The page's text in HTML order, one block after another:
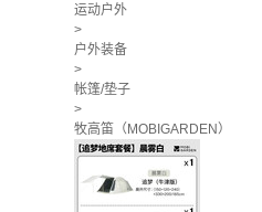
运动户外
>
户外装备
>
帐篷/垫子
>
牧高笛（MOBIGARDEN）